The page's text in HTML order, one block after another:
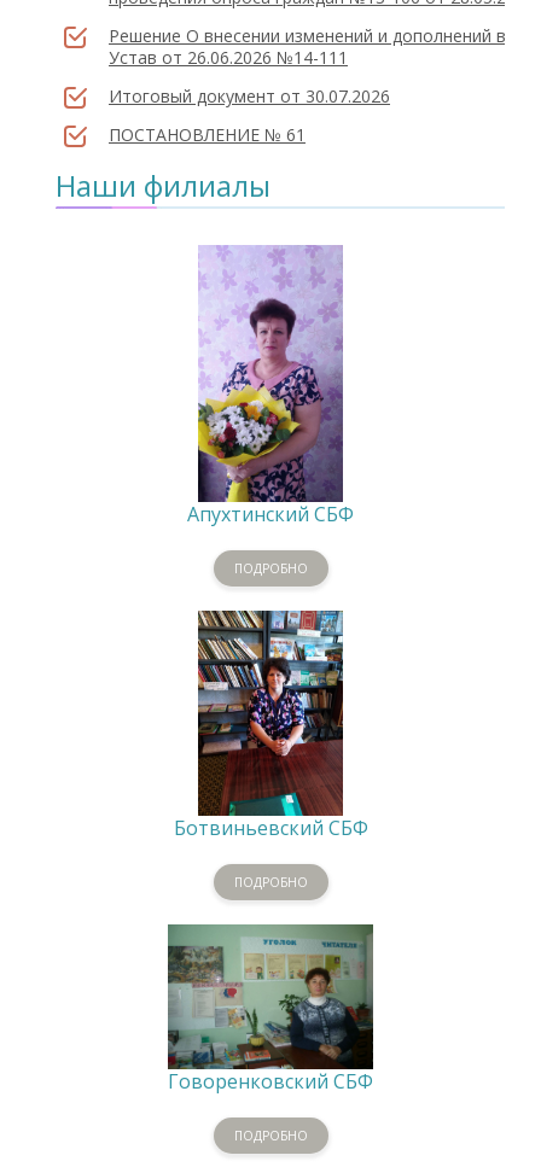
Решение О внесении изменений и дополнений в
Устав от 26.06.2026 №14-111
Итоговый документ от 30.07.2026
ПОСТАНОВЛЕНИЕ № 61
Наши филиалы
Апухтинский СБФ
ПОДРОБНО
Ботвиньевский СБФ
ПОДРОБНО
Говоренковский СБФ
ПОДРОБНО